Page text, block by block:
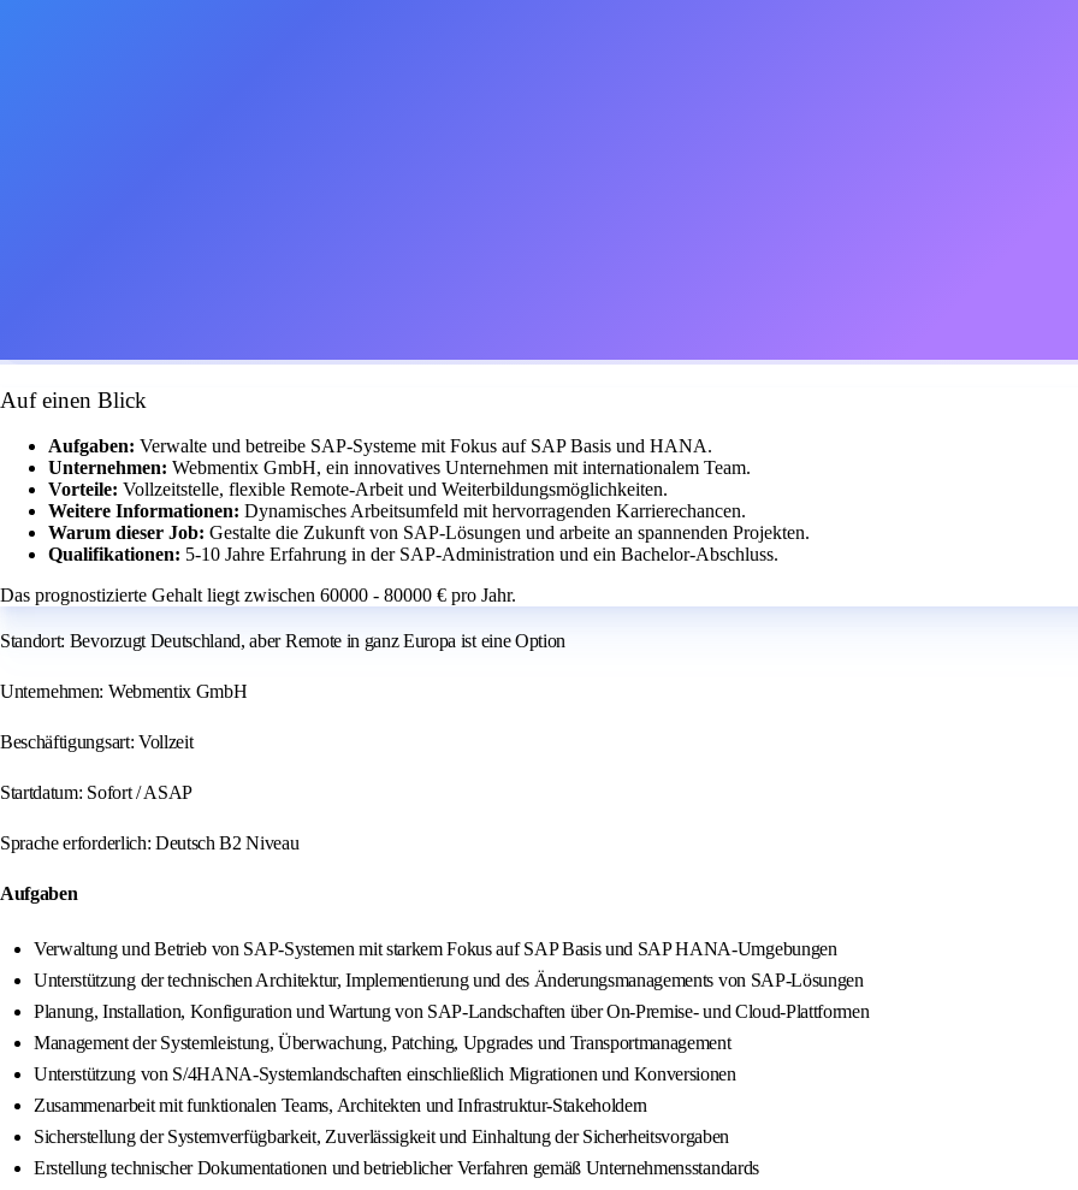
Auf einen Blick
Aufgaben: Verwalte und betreibe SAP-Systeme mit Fokus auf SAP Basis und HANA.
Unternehmen: Webmentix GmbH, ein innovatives Unternehmen mit internationalem Team.
Vorteile: Vollzeitstelle, flexible Remote-Arbeit und Weiterbildungsmöglichkeiten.
Weitere Informationen: Dynamisches Arbeitsumfeld mit hervorragenden Karrierechancen.
Warum dieser Job: Gestalte die Zukunft von SAP-Lösungen und arbeite an spannenden Projekten.
Qualifikationen: 5-10 Jahre Erfahrung in der SAP-Administration und ein Bachelor-Abschluss.
Das prognostizierte Gehalt liegt zwischen 60000 - 80000 € pro Jahr.
Standort: Bevorzugt Deutschland, aber Remote in ganz Europa ist eine Option
Unternehmen: Webmentix GmbH
Beschäftigungsart: Vollzeit
Startdatum: Sofort / ASAP
Sprache erforderlich: Deutsch B2 Niveau
Aufgaben
Verwaltung und Betrieb von SAP-Systemen mit starkem Fokus auf SAP Basis und SAP HANA-Umgebungen
Unterstützung der technischen Architektur, Implementierung und des Änderungsmanagements von SAP-Lösungen
Planung, Installation, Konfiguration und Wartung von SAP-Landschaften über On-Premise- und Cloud-Plattformen
Management der Systemleistung, Überwachung, Patching, Upgrades und Transportmanagement
Unterstützung von S/4HANA-Systemlandschaften einschließlich Migrationen und Konversionen
Zusammenarbeit mit funktionalen Teams, Architekten und Infrastruktur-Stakeholdern
Sicherstellung der Systemverfügbarkeit, Zuverlässigkeit und Einhaltung der Sicherheitsvorgaben
Erstellung technischer Dokumentationen und betrieblicher Verfahren gemäß Unternehmensstandards